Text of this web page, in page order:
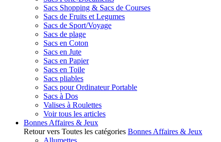
Sacs Shopping & Sacs de Courses
Sacs de Fruits et Legumes
Sacs de Sport/Voyage
Sacs de plage
Sacs en Coton
Sacs en Jute
Sacs en Papier
Sacs en Toile
Sacs pliables
Sacs pour Ordinateur Portable
Sacs à Dos
Valises à Roulettes
Voir tous les articles
Bonnes Affaires & Jeux
Retour vers Toutes les catégories Bonnes Affaires & Jeux
Allumettes